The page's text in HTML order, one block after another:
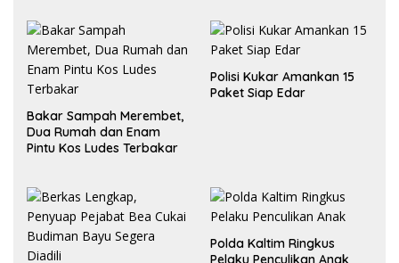
Bakar Sampah Merembet,
Dua Rumah dan Enam
Pintu Kos Ludes Terbakar
Polisi Kukar Amankan 15
Paket Siap Edar
Polda Kaltim Ringkus
Pelaku Penculikan Anak